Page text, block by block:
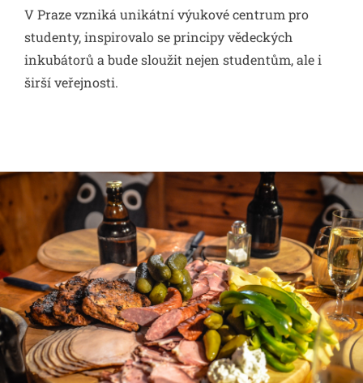
V Praze vzniká unikátní výukové centrum pro
studenty, inspirovalo se principy vědeckých
inkubátorů a bude sloužit nejen studentům, ale i
širší veřejnosti.